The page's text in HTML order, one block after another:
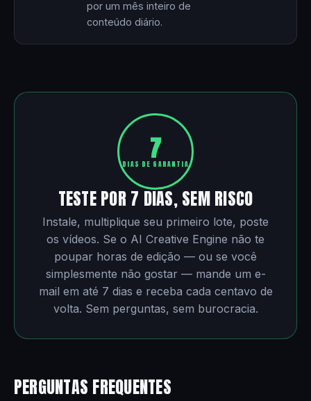
por um mês inteiro de
conteúdo diário.
7
DIAS DE GARANTIA
TESTE POR 7 DIAS, SEM RISCO
Instale, multiplique seu primeiro lote, poste
os vídeos. Se o AI Creative Engine não te
poupar horas de edição — ou se você
simplesmente não gostar — mande um e-
mail em até 7 dias e receba cada centavo de
volta. Sem perguntas, sem burocracia.
PERGUNTAS FREQUENTES